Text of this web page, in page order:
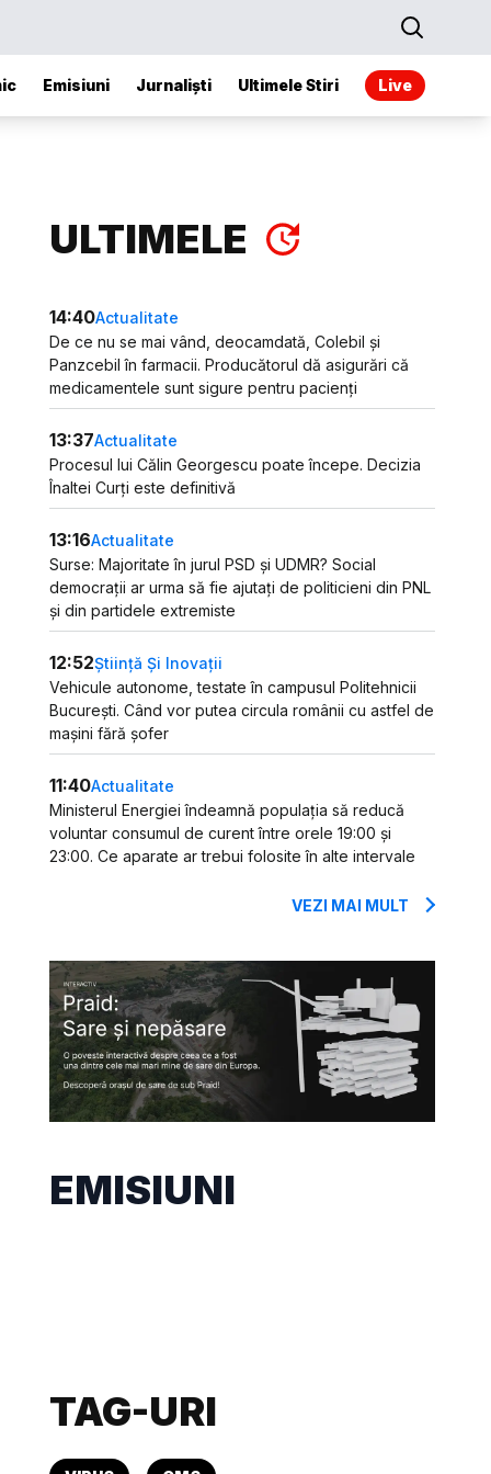
Emisiuni Jurnaliști Ultimele Stiri Live
ULTIMELE
14:40Actualitate
De ce nu se mai vând, deocamdată, Colebil și
Panzcebil în farmacii. Producătorul dă asigurări că
medicamentele sunt sigure pentru pacienți
13:37Actualitate
Procesul lui Călin Georgescu poate începe. Decizia
Înaltei Curți este definitivă
13:16Actualitate
Surse: Majoritate în jurul PSD și UDMR? Social
democrații ar urma să fie ajutați de politicieni din PNL
și din partidele extremiste
12:52Știință Și Inovații
Vehicule autonome, testate în campusul Politehnicii
București. Când vor putea circula românii cu astfel de
mașini fără șofer
11:40Actualitate
Ministerul Energiei îndeamnă populația să reducă
voluntar consumul de curent între orele 19:00 și
23:00. Ce aparate ar trebui folosite în alte intervale
VEZI MAI MULT
EMISIUNI
TAG-URI